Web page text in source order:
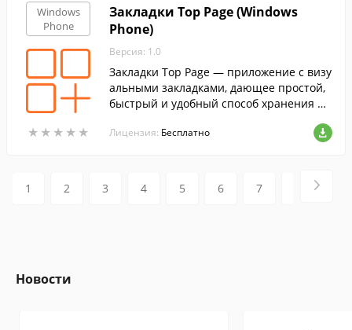
Windows
Phone
★ ★ ★ ★ ★
★ ★ ★ ★ ★
Закладки Top Page (Windows
Phone)
Версия: 1.0
Закладки Top Page — приложение с визу
альными закладками, дающее простой,
быстрый и удобный способ хранения и
осле регистрации доступна синхрониза
х платформах), планшетами, компьютер
ами, ноутбуками. На компьютере заклад
Лицензия: Бесплатно
1 2 3 4 5 6 7
Новости